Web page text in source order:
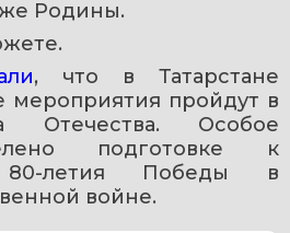
Родины.
, что в Татарстане
мероприятия пройдут в
Отечества. Особое
подготовке к
80-летия Победы в
войне.